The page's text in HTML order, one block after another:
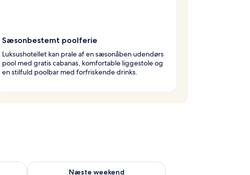
Sæsonbestemt poolferie
Luksushotellet kan prale af en sæsonåben udendørs
pool med gratis cabanas, komfortable liggestole og
en stilfuld poolbar med forfriskende drinks.
aug. 7 - aug. 9
Næste weekend
Tjek tilgængelighed for næste weekend aug. 14 - aug. 16